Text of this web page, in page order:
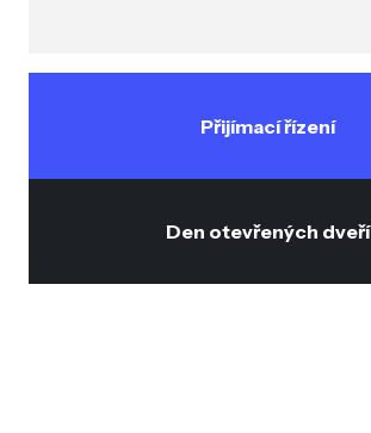
Přijímací řízení
Den otevřených dveří